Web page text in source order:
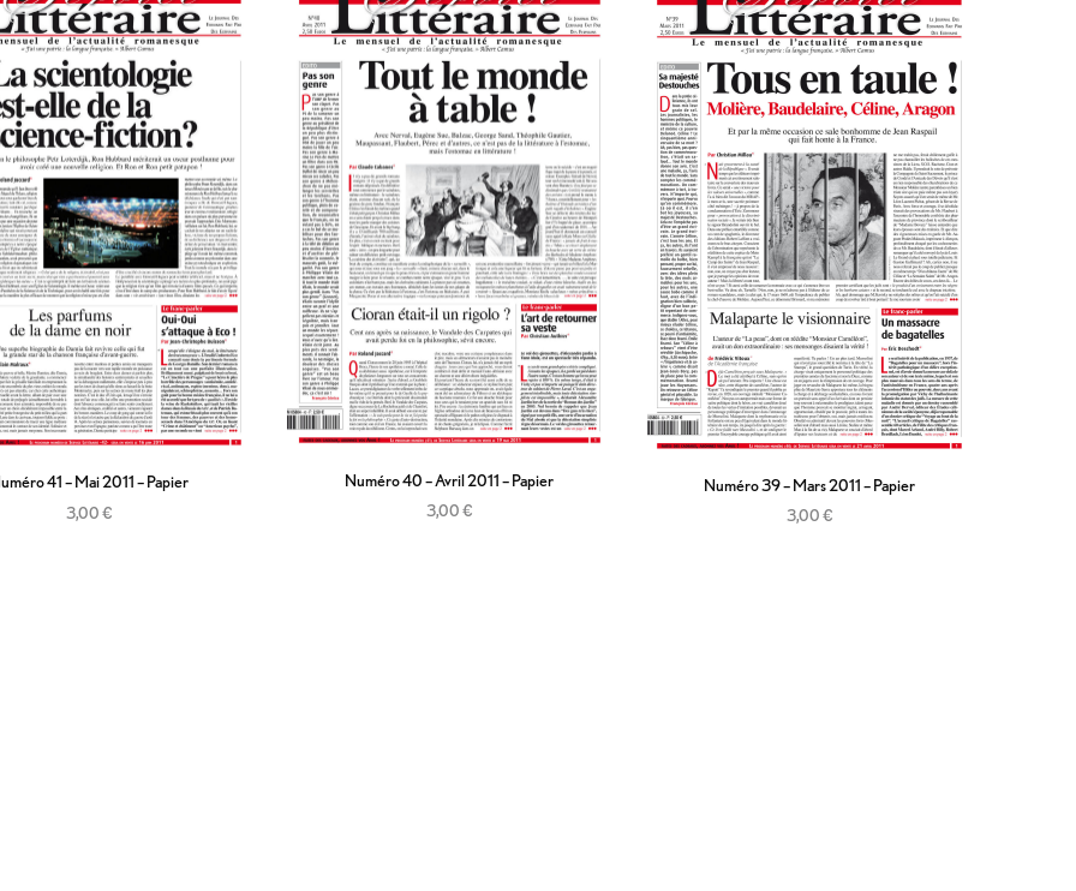
41 – Mai 2011 – Papier
3,00€
Numéro 40 – Avril 2011 – Papier
3,00€
Numéro 39 – Mars 2011 – Papier
3,00€